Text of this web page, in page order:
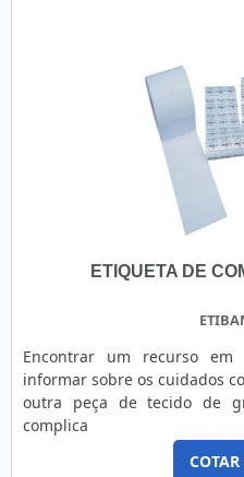
ETIQUETA DE
Encontrar um recurso
informar sobre os cuidados
outra peça de tecido de
complica